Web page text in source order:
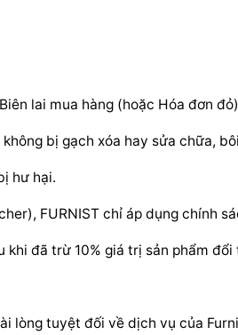
lai mua hàng (hoặc Hóa đơn
bị gạch xóa hay sửa chữa,
hư hại.
FURNIST chỉ áp dụng chính
đã trừ 10% giá trị sản phẩm
lòng tuyệt đối về dịch vụ của